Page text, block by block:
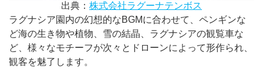
出典： 株式会社ラグーナテンボス
ラグナシア園内の幻想的なBGMに合わせて、ペンギンな
ど海の生き物や植物、雪の結晶、ラグナシアの観覧車な
ど、様々なモチーフが次々とドローンによって形作られ、
観客を魅了します。